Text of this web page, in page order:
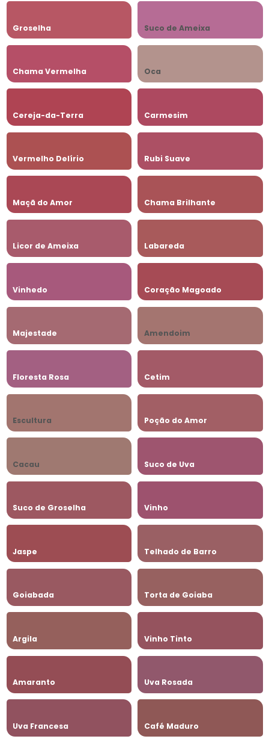
Groselha Suco de Ameixa
Chama Vermelha Oca
Cereja-da-Terra Carmesim
Vermelho Delírio Rubi Suave
Maçã do Amor Chama Brilhante
Licor de Ameixa Labareda
Vinhedo Coração Magoado
Majestade Amendoim
Floresta Rosa Cetim
Escultura Poção do Amor
Cacau Suco de Uva
Suco de Groselha Vinho
Jaspe Telhado de Barro
Goiabada Torta de Goiaba
Argila Vinho Tinto
Amaranto Uva Rosada
Uva Francesa Café Maduro